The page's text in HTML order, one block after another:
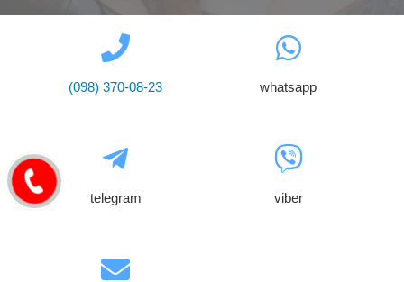
(098) 370-08-23 whatsapp
telegram viber